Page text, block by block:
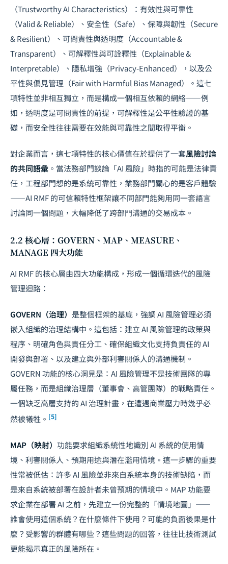
（Trustworthy AI Characteristics）：有效性與可靠性
（Valid & Reliable）、安全性（Safe）、保障與韌性（Secure
& Resilient）、可問責性與透明度（Accountable &
Transparent）、可解釋性與可詮釋性（Explainable &
Interpretable）、隱私增強（Privacy-Enhanced），以及公
平性與偏見管理（Fair with Harmful Bias Managed）。這七
項特性並非相互獨立，而是構成一個相互依賴的網絡——例
如，透明度是可問責性的前提，可解釋性是公平性驗證的基
礎，而安全性往往需要在效能與可靠性之間取得平衡。
對企業而言，這七項特性的核心價值在於提供了一套風險討論
的共同語彙 。當法務部門談論「AI 風險」時指的可能是法律責
任，工程部門想的是系統可靠性，業務部門關心的是客戶體驗
——AI RMF 的可信賴特性框架讓不同部門能夠用同一套語言
討論同一個問題，大幅降低了跨部門溝通的交易成本。
2.2 核心層：GOVERN、MAP、MEASURE、
MANAGE 四大功能
AI RMF 的核心層由四大功能構成，形成一個循環迭代的風險
管理迴路：
GOVERN（治理） 是整個框架的基底，強調 AI 風險管理必須
嵌入組織的治理結構中。這包括：建立 AI 風險管理的政策與
程序、明確角色與責任分工、確保組織文化支持負責任的 AI
開發與部署、以及建立與外部利害關係人的溝通機制。
GOVERN 功能的核心洞見是：AI 風險管理不是技術團隊的專
屬任務，而是組織治理層（董事會、高管團隊）的戰略責任。
一個缺乏高層支持的 AI 治理計畫，在遭遇商業壓力時幾乎必
然被犧牲。 [5]
MAP（映射） 功能要求組織系統性地識別 AI 系統的使用情
境、利害關係人、預期用途與潛在濫用情境。這一步驟的重要
性常被低估：許多 AI 風險並非來自系統本身的技術缺陷，而
是來自系統被部署在設計者未曾預期的情境中。MAP 功能要
求企業在部署 AI 之前，先建立一份完整的「情境地圖」——
誰會使用這個系統？在什麼條件下使用？可能的負面後果是什
麼？受影響的群體有哪些？這些問題的回答，往往比技術測試
更能揭示真正的風險所在。